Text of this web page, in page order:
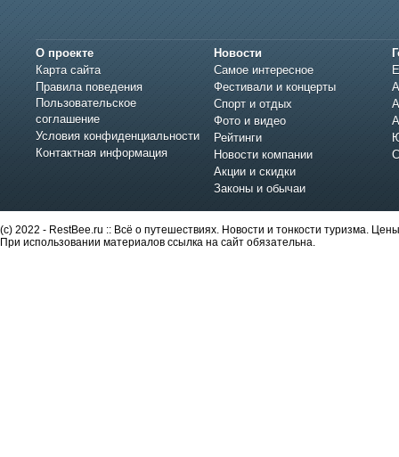
О проекте
Карта сайта
Правила поведения
Пользовательское
соглашение
Условия конфиденциальности
Контактная информация
Новости
Самое интересное
Фестивали и концерты
Спорт и отдых
Фото и видео
Рейтинги
Новости компании
Акции и скидки
Законы и обычаи
(c) 2022 - RestBee.ru :: Всё о путешествиях. Новости и тонкости туризма.
При использовании материалов ссылка на сайт обязательна.